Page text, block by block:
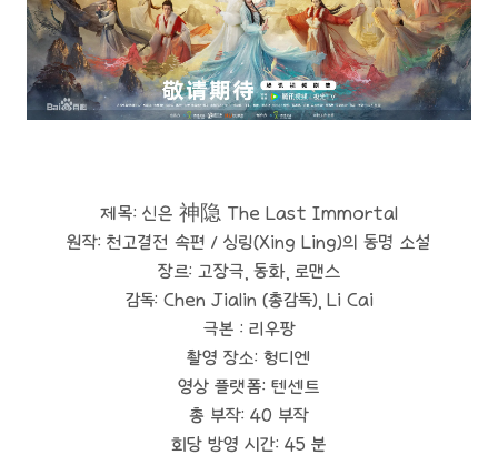
제목: 신은 神隐 The Last Immortal
원작: 천고결전 속편 / 싱링(Xing Ling)의 동명 소설
장르: 고장극, 동화, 로맨스
감독: Chen Jialin (총감독), Li Cai
극본 : 리우팡
촬영 장소: 헝디엔
영상 플랫폼: 텐센트
총 부작: 40 부작
회당 방영 시간: 45 분